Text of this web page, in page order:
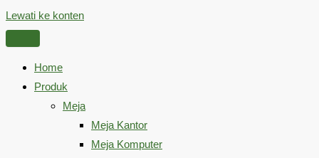
Lewati ke konten
Home
Produk
Meja
Meja Kantor
Meja Komputer